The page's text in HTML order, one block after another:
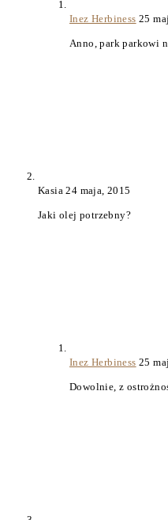
Inez Herbiness 25
Anno, park parkowi
Kasia24 maja, 2015
Jaki olej potrzebny?
Inez Herbiness 25
Dowolnie, z